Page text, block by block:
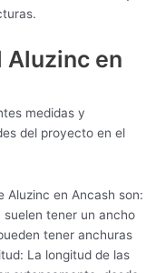
Aluzinc en
medidas y
del proyecto en el
Aluzinc en Ancash son:
suelen tener un ancho
tener anchuras
La longitud de las